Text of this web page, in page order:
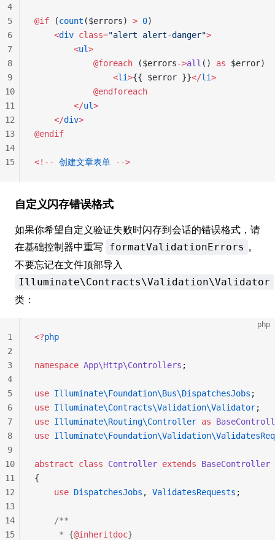
@if (count ($errors) > 0)
    <
div class="alert alert-danger">
        <
ul>
            @foreach
($errors->all () as $error)
                <
li>{{ $error }}</li>
            @endforeach
        </
ul>
    </
div>
@endif
<!-- 创建文章表单 -->
4
5
6
7
8
9
10
11
12
13
14
15
自定义闪存错误格式
如果你希望自定义验证失败时闪存到会话的错误格式，请
在基础控制器中重写
formatValidationErrors 。
不要忘记在文件顶部导入
Illuminate\Contracts\Validation\Validator
类：
php
<?php
namespace App\Http\Controllers ;
use Illuminate\Foundation\Bus\DispatchesJobs ;
use Illuminate\Contracts\Validation\Validator;
use Illuminate\Routing\Controller as
use
abstract class Controller extends BaseController
{
    use
DispatchesJobs , ValidatesRequests ;
    /**
     * {
@inheritdoc}
1
2
3
4
5
6
7
8
9
10
11
12
13
14
15